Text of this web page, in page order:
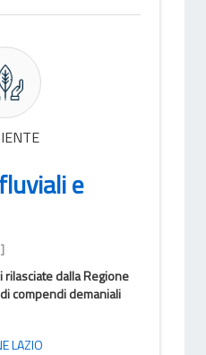
e
dalla Regione
compendi demaniali
LAZIO